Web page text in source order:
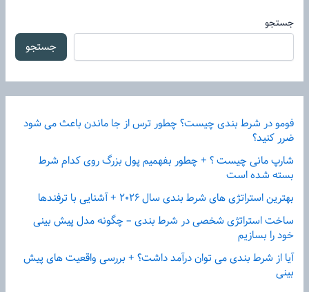
جستجو
جستجو
فومو در شرط بندی چیست؟ چطور ترس از جا ماندن باعث می شود
ضرر کنید؟
شارپ مانی چیست ؟ + چطور بفهمیم پول بزرگ روی کدام شرط
بسته شده است
بهترین استراتژی های شرط بندی سال ۲۰۲۶ + آشنایی با ترفندها
ساخت استراتژی شخصی در شرط بندی – چگونه مدل پیش بینی
خود را بسازیم
آیا از شرط بندی می‌ توان درآمد داشت؟ + بررسی واقعیت های پیش
بینی